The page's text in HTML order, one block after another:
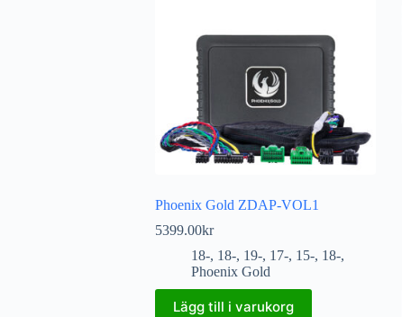
Phoenix Gold ZDAP-VOL1
5399.00kr
18-, 18-, 19-, 17-, 15-, 18-,
Phoenix Gold
Lägg till i varukorg